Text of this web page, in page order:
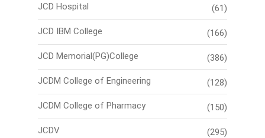
JCD Hospital (61)
JCD IBM College (166)
JCD Memorial(PG)College (386)
JCDM College of Engineering (128)
JCDM College of Pharmacy (150)
JCDV (295)